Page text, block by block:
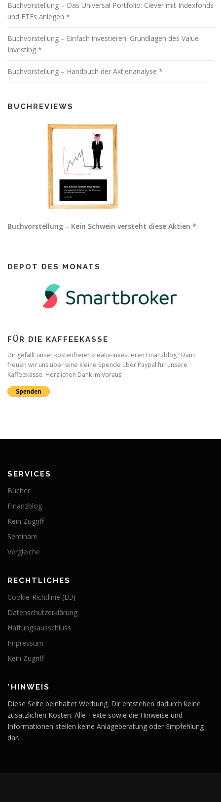
Buchvorstellung – Das Universal Portfolio: Clever mit Indexfonds
und ETFs anlegen *
Buchvorstellung – Einfach investieren: Grundlagen des Value
Investing *
Buchvorstellung – Handbuch der Aktienanalyse *
BUCHREVIEWS
Buchvorstellung – Kein Schwein versteht diese Aktien *
DEPOT DES MONATS
FÜR DIE KAFFEEKASSE
Dir gefällt unser kostenfreier kreativ-investieren Finanzblog? Dann
freuen wir uns über eine kleine Spende über Paypal für unsere
Kaffeekasse. Herzlichen Dank im Voraus.
SERVICES
Bücher
Finanzblog
Kein Zugriff
Seminare
Vergleiche
RECHTLICHES
Cookie-Richtlinie (EU)
Datenschutzerklärung
Haftungsausschluss
Impressum
Kein Zugriff
*HINWEIS
Diese Seite beinhaltet Werbung. Dir entstehen dadurch keine
zusätzlichen Kosten. Alle Texte sowie die Hinweise und
Informationen stellen keine Anlageberatung oder Empfehlung
dar.